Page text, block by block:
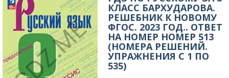
КЛАСС БАРХУДАРОВА.
РЕШЕБНИК К НОВОМУ
ФГОС. 2023 ГОД.. ОТВЕТ
НА НОМЕР НОМЕР 513
(НОМЕРА РЕШЕНИЙ.
УПРАЖНЕНИЯ С 1 ПО
535)